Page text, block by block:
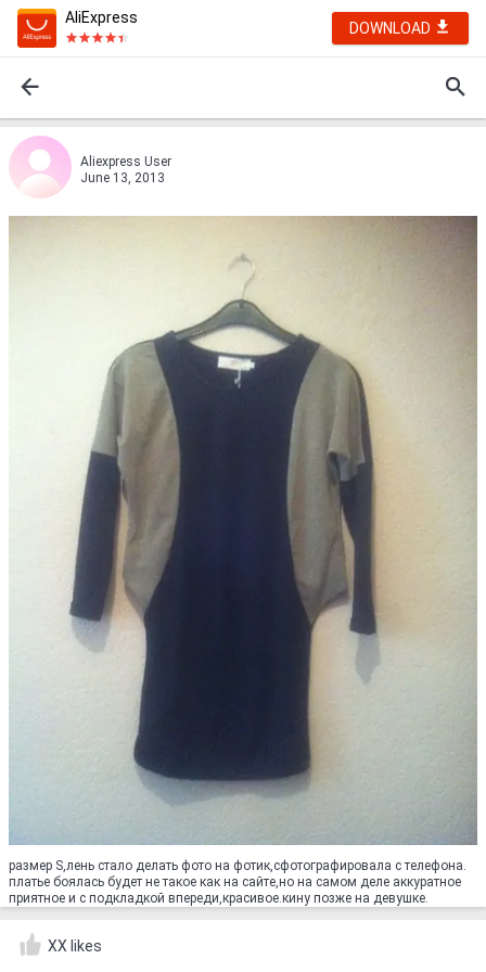
AliExpress
DOWNLOAD
Aliexpress User
June 13, 2013
размер S,лень стало делать фото на фотик,сфотографировала с телефона.
платье боялась будет не такое как на сайте,но на самом деле аккуратное
приятное и с подкладкой впереди,красивое.кину позже на девушке.
XX likes